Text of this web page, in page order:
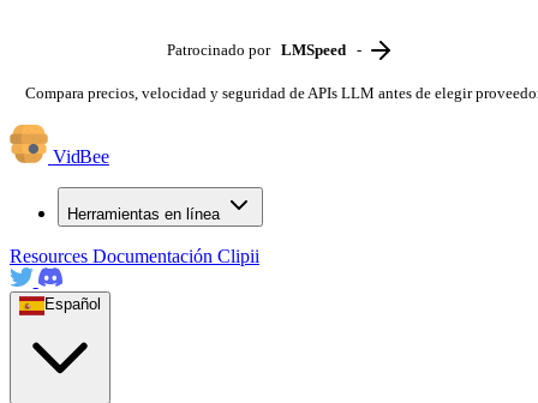
Patrocinado por LMSpeed -
Compara precios, velocidad y seguridad de APIs LLM antes de elegir
VidBee
Herramientas en línea
Resources Documentación Clipii
Español